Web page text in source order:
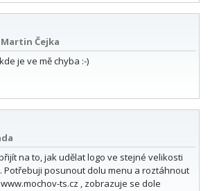
Martin Čejka
je ve mě chyba :-)
na to, jak udělat logo ve stejné velikosti
Potřebuji posunout dolu menu a roztáhnout
ts.cz , zobrazuje se dole